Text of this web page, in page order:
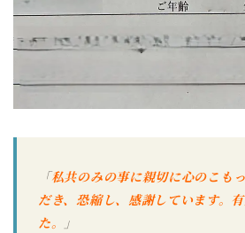
「私共のみの事に親切に心のこも
だき、恐縮し、感謝しています。
た。
」